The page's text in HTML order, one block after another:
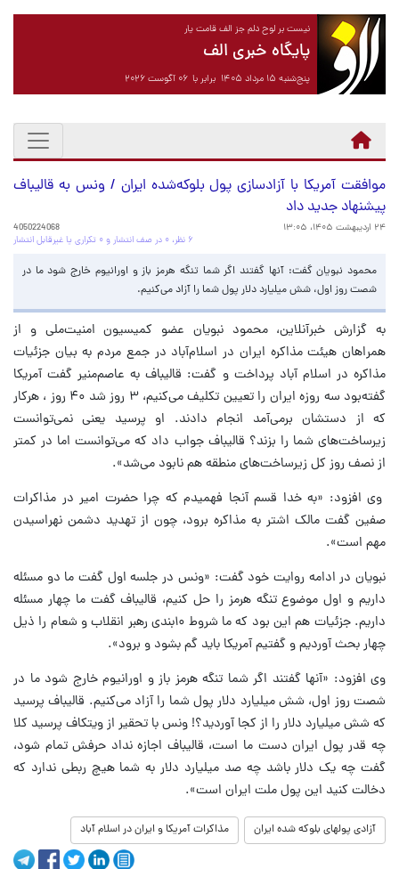
نیست بر لوح دلم جز الف قامت یار
پایگاه خبری الف
پنج‌شنبه ۱۵ مرداد ۱۴۰۵ برابر با ۰۶ آگوست ۲۰۲۶
موافقت آمریکا با آزاد‌سازی پول بلوکه‌شده ایران / ونس به قالیباف
پیشنهاد جدید داد
۲۴ اردیبهشت ۱۴۰۵، ۱۳:۰۵
4050224068
۶ نظر، ۰ در صف انتشار و ۰ تکراری یا غیرقابل انتشار
محمود نبویان گفت: آنها گفتند اگر شما تنگه هرمز باز و اورانیوم خارج شود ما در
شصت روز اول، شش میلیارد دلار پول شما را آزاد می‌کنیم.
به گزارش خبرآنلاین، محمود نبویان عضو کمیسیون امنیت‌ملی و از
همراهان هیئت مذاکره ایران در اسلام‌آباد در جمع مردم به بیان جزئیات
مذاکره در اسلام آباد پرداخت و گفت: قالیباف به عاصم‌منیر گفت آمریکا
گفته‌بود سه روزه ایران را تعیین تکلیف می‌کنیم، ۳ روز شد ۴۰ روز ، هرکار
که از دستشان برمی‌آمد انجام دادند. او پرسید یعنی نمی‌توانست
زیرساخت‌های شما را بزند؟ قالیباف جواب داد که می‌توانست اما در کمتر
از نصف روز کل زیرساخت‌های منطقه هم نابود می‌شد».
وی افزود: «به خدا قسم آنجا فهمیدم که چرا حضرت امیر در مذاکرات
صفین گفت مالک ‌اشتر به مذاکره برود، چون از تهدید دشمن نهراسیدن
مهم است».
نبویان در ادامه روایت خود گفت: «ونس در جلسه اول گفت ما دو مسئله
داریم و اول موضوع تنگه هرمز را حل کنیم، قالیباف گفت ما چهار مسئله
داریم. جزئیات هم این بود که ما شروط ۱۰بندی رهبر انقلاب و شعام را ذیل
چهار بحث آوردیم و گفتیم آمریکا باید گم بشود و برود».
وی افزود: «آنها گفتند اگر شما تنگه هرمز باز و اورانیوم خارج شود ما در
شصت روز اول، شش میلیارد دلار پول شما را آزاد می‌کنیم. قالیباف پرسید
که شش میلیارد دلار را از کجا آوردید؟! ونس با تحقیر از ویتکاف پرسید کلا
چه قدر پول ایران دست ما است، قالیباف اجازه نداد حرفش تمام شود،
گفت چه یک دلار باشد چه صد میلیارد دلار به شما هیچ ربطی ندارد که
دخالت کنید این پول ملت ایران است».
آزادی پولهای بلوکه شده ایران مذاکرات آمریکا و ایران در اسلام آباد